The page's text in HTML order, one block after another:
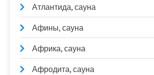
Атлантида, сауна
Афины, сауна
Африка, сауна
Афродита, сауна